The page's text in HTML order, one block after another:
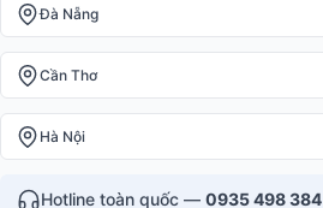
Đà Nẵng
Cần Thơ
Hà Nội
Hotline toàn quốc — 0935 498 384